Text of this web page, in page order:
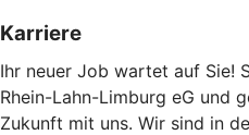
Karriere
Ihr neuer Job wartet auf Sie!
Rhein-Lahn-Limburg eG und
Zukunft mit uns. Wir sind in